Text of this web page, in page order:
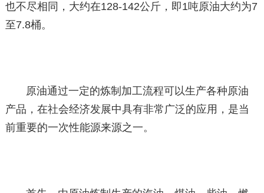
也不尽相同，大约在128-142公斤，即1吨原油大约为7
至7.8桶。
原油通过一定的炼制加工流程可以生产各种原油
产品，在社会经济发展中具有非常广泛的应用，是当
前重要的一次性能源来源之一。